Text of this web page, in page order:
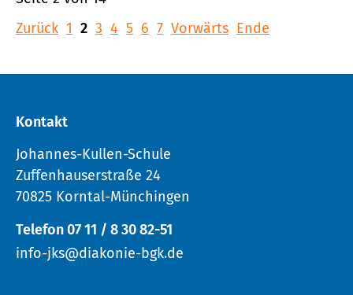
Zurück 1 2 3 4 5 6 7 Vorwärts Ende
Kontakt
Johannes-Kullen-Schule
Zuffenhauserstraße 24
70825 Korntal-Münchingen
Telefon 07 11 / 8 30 82-51
info-jks@diakonie-bgk.de